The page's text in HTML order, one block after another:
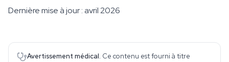
Dernière mise à jour : avril 2026
Avertissement médical. Ce contenu est fourni à titre